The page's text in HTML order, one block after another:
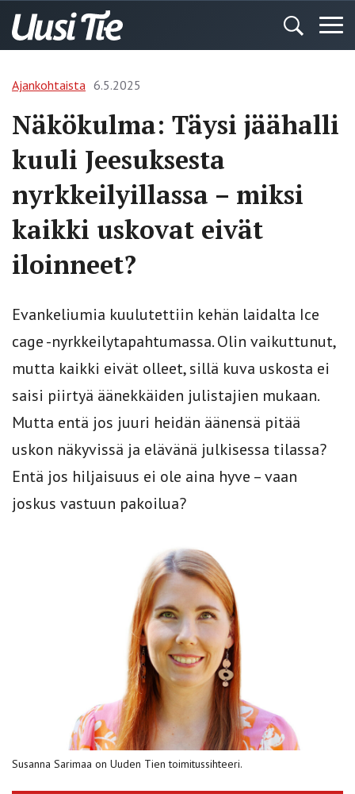
Ajankohtaista 6.5.2025
Näkökulma: Täysi jäähalli
kuuli Jeesuksesta
nyrkkeilyillassa – miksi
kaikki uskovat eivät
iloinneet?
Evankeliumia kuulutettiin kehän laidalta Ice
cage -nyrkkeilytapahtumassa. Olin vaikuttunut,
mutta kaikki eivät olleet, sillä kuva uskosta ei
saisi piirtyä äänekkäiden julistajien mukaan.
Mutta entä jos juuri heidän äänensä pitää
uskon näkyvissä ja elävänä julkisessa tilassa?
Entä jos hiljaisuus ei ole aina hyve – vaan
joskus vastuun pakoilua?
Susanna Sarimaa on Uuden Tien toimitussihteeri.